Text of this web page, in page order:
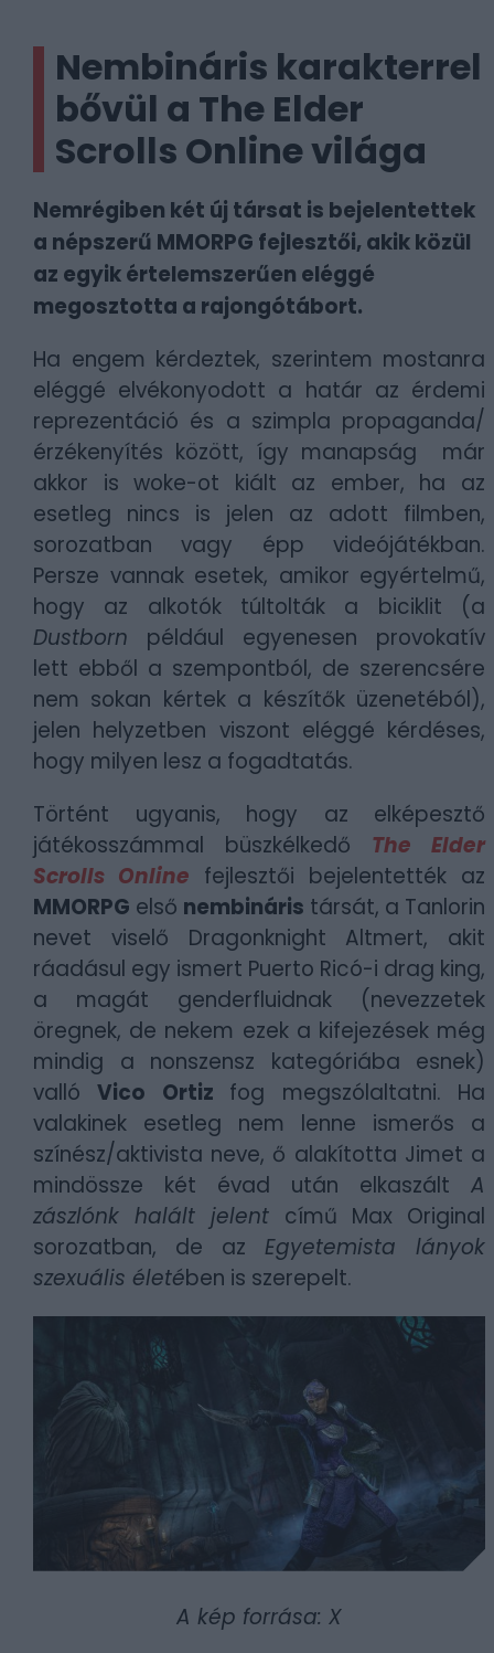
Nembináris karakterrel
bővül a The Elder
Scrolls Online világa
Nemrégiben két új társat is bejelentettek
a népszerű MMORPG fejlesztői, akik közül
az egyik értelemszerűen eléggé
megosztotta a rajongótábort.
Ha engem kérdeztek, szerintem mostanra
eléggé elvékonyodott a határ az érdemi
reprezentáció és a szimpla propaganda/
érzékenyítés között, így manapság már
akkor is woke-ot kiált az ember, ha az
esetleg nincs is jelen az adott filmben,
sorozatban vagy épp videójátékban.
Persze vannak esetek, amikor egyértelmű,
hogy az alkotók túltolták a biciklit (a
Dustborn például egyenesen provokatív
lett ebből a szempontból, de szerencsére
nem sokan kértek a készítők üzenetéból),
jelen helyzetben viszont eléggé kérdéses,
hogy milyen lesz a fogadtatás.
Történt ugyanis, hogy az elképesztő
játékosszámmal büszkélkedő The Elder
Scrolls Online fejlesztői bejelentették az
MMORPG első nembináris társát, a Tanlorin
nevet viselő Dragonknight Altmert, akit
ráadásul egy ismert Puerto Ricó-i drag king,
a magát genderfluidnak (nevezzetek
öregnek, de nekem ezek a kifejezések még
mindig a nonszensz kategóriába esnek)
vallóVico Ortiz fog megszólaltatni. Ha
valakinek esetleg nem lenne ismerős a
színész/aktivista neve, ő alakította Jimet a
mindössze két évad után elkaszált A
zászlónk halált jelent című Max Original
sorozatban, de az Egyetemista lányok
szexuális életében is szerepelt.
A kép forrása: X